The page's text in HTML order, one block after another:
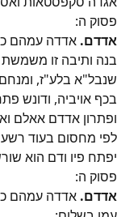
פסוק ה:
אדדם. אדדה עמהם
בנה ותיבה זו
שנבל"א בלע"ז, ומנחם
בכף אויביה, ודונש
ופתרון אדדם אאלם
לפי מחסום בעוד רשע
יפתח פיו ודם הוא
פסוק ה:
אדדם. אדדה עמהם